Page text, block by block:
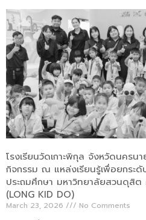
โรงเรียนวัดเกาะพิกุล จังหวัดนครน
กิจกรรม ณ แหล่งเรียนรู้เพื่อยกระ
ประถมศึกษา มหาวิทยาลัยสวนดุสิ
(LONG KID DO)
March 23, 2026
No Comments